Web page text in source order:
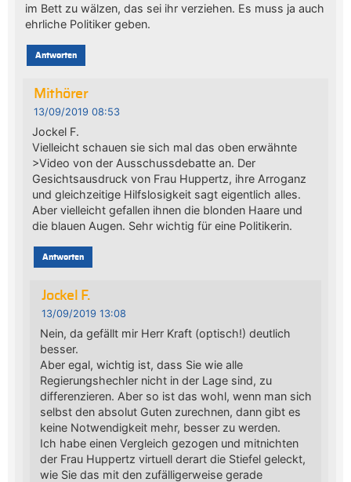
im Bett zu wälzen, das sei ihr verziehen. Es muss ja auch
ehrliche Politiker geben.
Antworten
Mithörer
13/09/2019 08:53
Jockel F.
Vielleicht schauen sie sich mal das oben erwähnte
>Video von der Ausschussdebatte an. Der
Gesichtsausdruck von Frau Huppertz, ihre Arroganz
und gleichzeitige Hilfslosigkeit sagt eigentlich alles.
Aber vielleicht gefallen ihnen die blonden Haare und
die blauen Augen. Sehr wichtig für eine Politikerin.
Antworten
Jockel F.
13/09/2019 13:08
Nein, da gefällt mir Herr Kraft (optisch!) deutlich
besser.
Aber egal, wichtig ist, dass Sie wie alle
Regierungshechler nicht in der Lage sind, zu
differenzieren. Aber so ist das wohl, wenn man sich
selbst den absolut Guten zurechnen, dann gibt es
keine Notwendigkeit mehr, besser zu werden.
Ich habe einen Vergleich gezogen und mitnichten
der Frau Huppertz virtuell derart die Stiefel geleckt,
wie Sie das mit den zufälligerweise gerade